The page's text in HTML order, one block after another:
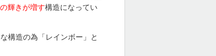
輝きが増す構造になってい
構造の為「レインボー」と